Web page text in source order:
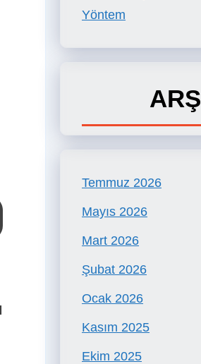
Yöntem
Temmuz 2026
Mayıs 2026
Mart 2026
Şubat 2026
Ocak 2026
Kasım 2025
Ekim 2025